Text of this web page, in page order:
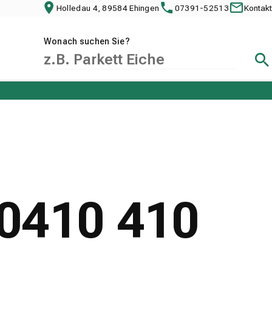
Holledau 4, 89584 Ehingen 07391-52513 Kontakt
Wonach suchen Sie?
410